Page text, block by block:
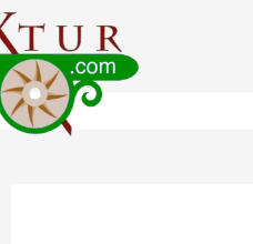
Ir
al
contenido